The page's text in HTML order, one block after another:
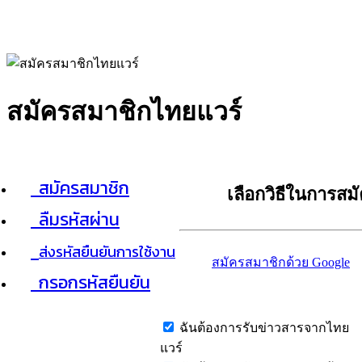
สมัครสมาชิกไทยแวร์
สมัครสมาชิก
ลืมรหัสผ่าน
ส่งรหัสยืนยันการใช้งาน
กรอกรหัสยืนยัน
เลือกวิธีในการส
สมัครสมาชิกด้วย Google
ฉันต้องการรับข่าวสารจากไทย
แวร์